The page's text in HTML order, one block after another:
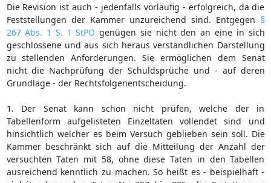
Die Revision ist auch - jedenfalls vorläufig - erfolgreich, da die
Feststellungen der Kammer unzureichend sind. Entgegen §
267 Abs. 1 S. 1 StPO genügen sie nicht den an eine in sich
geschlossene und aus sich heraus verständlichen Darstellung
zu stellenden Anforderungen. Sie ermöglichen dem Senat
nicht die Nachprüfung der Schuldsprüche und - auf deren
Grundlage - der Rechtsfolgenentscheidung.
1. Der Senat kann schon nicht prüfen, welche der in
Tabellenform aufgelisteten Einzeltaten vollendet sind und
hinsichtlich welcher es beim Versuch geblieben sein soll. Die
Kammer beschränkt sich auf die Mitteilung der Anzahl der
versuchten Taten mit 58, ohne diese Taten in den Tabellen
ausreichend kenntlich zu machen. So heißt es - beispielhaft -